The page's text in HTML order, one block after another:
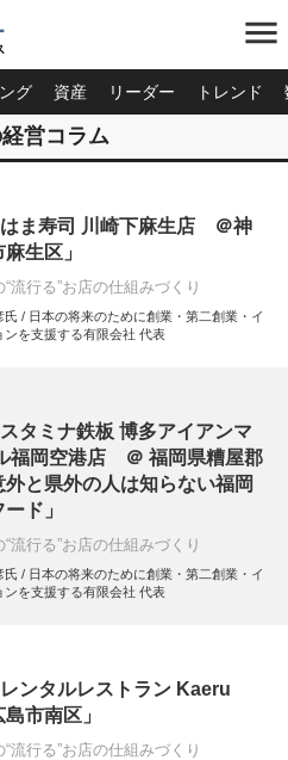
menu
グ 資産 リーダー トレンド
営コラム
ま寿司 川崎下麻生店 ＠神
生区」
流行る”お店の仕組みづくり
氏 / 日本の将来のために創業・第二創業・イ
ンを支援する有限会社 代表
タミナ鉄板 博多アイアンマ
福岡空港店 ＠ 福岡県糟屋郡
と県外の人は知らない福岡
ド」
流行る”お店の仕組みづくり
氏 / 日本の将来のために創業・第二創業・イ
ンを支援する有限会社 代表
ンタルレストラン Kaeru
市南区」
流行る”お店の仕組みづくり